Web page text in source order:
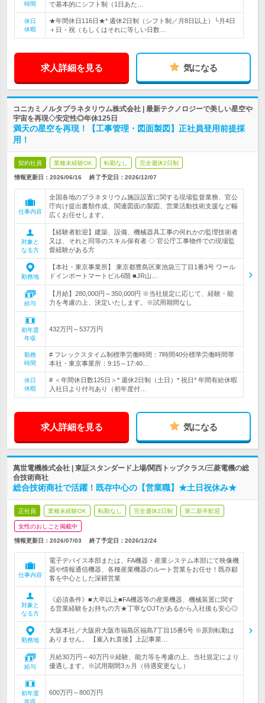
時間
で基本的にシフト制（1日あた…
休日
休暇
★年間休日116日★* 週休2日制（シフト制／月8日以上）└月4日
＋日・祝（もしくはそれに等しい日数…
求人詳細を見る 気になる
コニカミノルタプラネタリウム株式会社 | 最新テクノロジーで美しい星空や
宇宙を再現◇安定性◎年休125日
満天の星空を再現！【工事管理・図面製図】正社員登用前提採
用！
契約社員 業種未経験OK 転勤なし 完全週休2日制
情報更新日：2026/06/16 終了予定日： 2026/12/07
仕事内容
全国各地のプラネタリウム施設設置に関する現場監督業務、官公
庁向け提出書類作成、関連図面の製図、営業活動技術支援など幅
広くお任せします。
対象と
なる方
【経験者歓迎】建築、設備、機械器具工事の何れかの監理技術者
又は、それと同等のスキル保有者 ◇ 官公庁工事物件での現場監
督経験がある方
勤務地
【本社・東京事業所】 東京都豊島区東池袋三丁目1番3号 ワール
ドインポートマートビル6階 ■JR山…
給与
【月給】280,000円～350,000円 ※当社規定に応じて、経験・能
力を考慮の上、決定いたします。※試用期間なし
初年度
年収
432万円～537万円
勤務
時間
# フレックスタイム制標準労働時間：7時間40分標準労働時間帯
本社・東京事業所：9:15～17:40…
休日
休暇
# ＜年間休日数125日＞* 週休2日制（土日）* 祝日* 年間有給休暇
入社日より付与あり（初年度付…
求人詳細を見る 気になる
萬世電機株式会社 | 東証スタンダード上場/関西トップクラス/三菱電機の総
合技術商社
総合技術商社で活躍！既存中心の【営業職】★土日祝休み★
正社員 業種未経験OK 転勤なし 完全週休2日制 第二新卒歓迎
女性のおしごと掲載中
情報更新日：2026/07/03 終了予定日： 2026/12/24
仕事内容
電子デバイス本部または、FA機器・産業システム本部にて映像機
器や情報通信機器、各種産業機器のルート営業をお任せ！既存顧
客を中心とした深耕営業
対象と
なる方
《必須条件》■大卒以上■FA機器等の産業機器、機械装置に関す
る営業経験をお持ちの方★丁寧なOJTがあるから入社後も安心◎
勤務地
大阪本社／大阪府大阪市福島区福島7丁目15番5号 ※原則転勤は
ありません。 【雇入れ直後】上記事業…
給与
月給30万円～40万円※経験、能力等を考慮の上、当社規定により
優遇します。※試用期間3ヵ月（待遇変更なし）
初年度
年収
600万円～800万円